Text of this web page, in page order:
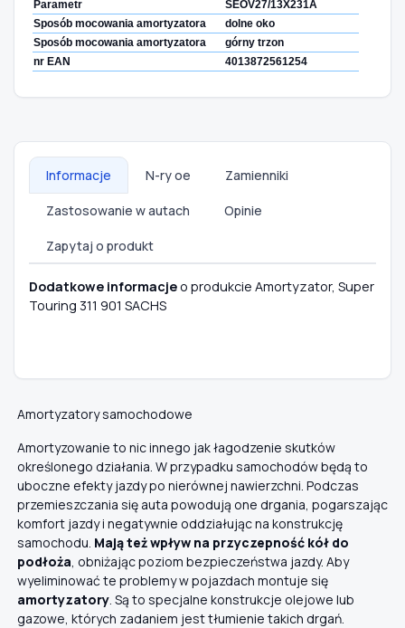
Parametr
SEOV27/13X231A
Sposób mocowania amortyzatora
dolne oko
Sposób mocowania amortyzatora
górny trzon
nr EAN
4013872561254
Informacje N-ry oe Zamienniki
Zastosowanie w autach Opinie
Zapytaj o produkt
Dodatkowe informacjeo produkcie Amortyzator, Super
Touring 311 901 SACHS
Amortyzatory samochodowe
Amortyzowanie to nic innego jak łagodzenie skutków
określonego działania. W przypadku samochodów będą to
uboczne efekty jazdy po nierównej nawierzchni. Podczas
przemieszczania się auta powodują one drgania, pogarszając
komfort jazdy i negatywnie oddziałując na konstrukcję
samochodu. Mają też wpływ na przyczepność kół do
podłoża , obniżając poziom bezpieczeństwa jazdy. Aby
wyeliminować te problemy w pojazdach montuje się
amortyzatory . Są to specjalne konstrukcje olejowe lub
gazowe, których zadaniem jest tłumienie takich drgań.